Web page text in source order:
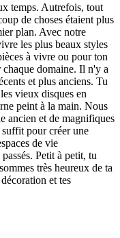
temps. Autrefois, tout
de choses étaient plus
plan. Avec notre
les plus beaux styles
à vivre ou pour ton
domaine. Il n'y a
et plus anciens. Tu
vieux disques en
peint à la main. Nous
ancien et de magnifiques
suffit pour créer une
de vie
Petit à petit, tu
très heureux de ta
et tes